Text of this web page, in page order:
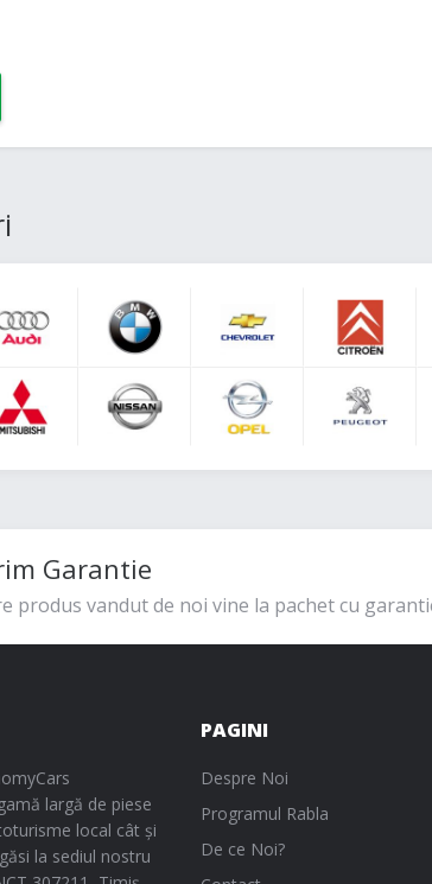
Garantie
produs vandut de noi vine la pachet cu
largă de piese
local cât și
la sediul nostru
PAGINI
Despre Noi
Programul Rabla
De ce Noi?